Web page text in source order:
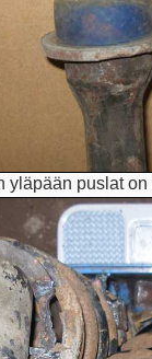
yläpään puslat